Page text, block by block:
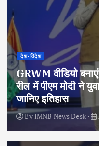
देश-विदेश
GRWM वीडियो
रील में पीएम मोदी ने
जानिए इतिहास
By IMNB News Desk